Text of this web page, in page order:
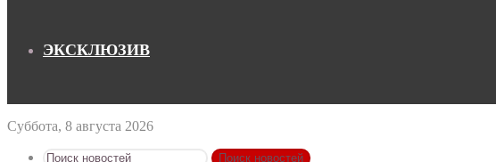
ЭКСКЛЮЗИВ
Суббота, 8 августа 2026
Поиск новостей